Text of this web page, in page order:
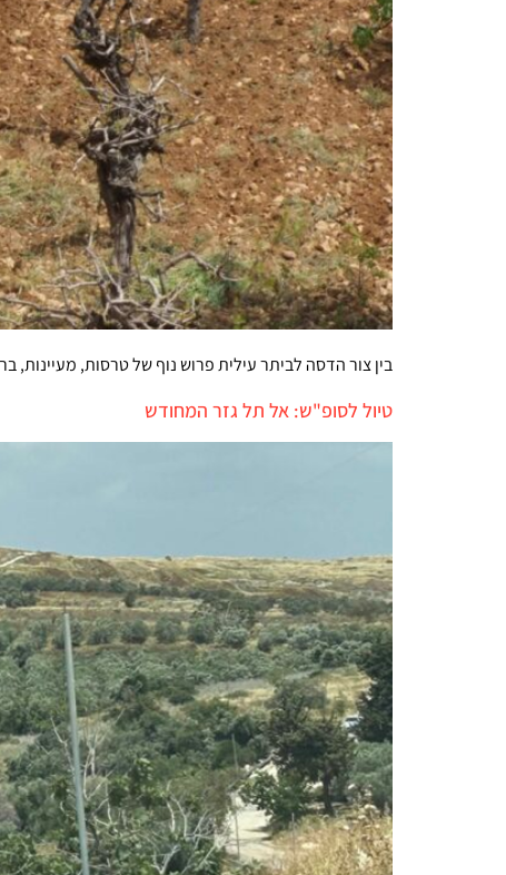
בין צור הדסה לביתר עילית פרוש נוף של טרסות, מעיינות,
טיול לסופ"ש: אל תל גזר המחודש